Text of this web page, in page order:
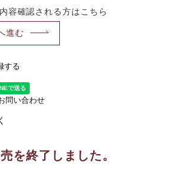
容確認される方はこちら
進む
する
問い合わせ
を終了しました。